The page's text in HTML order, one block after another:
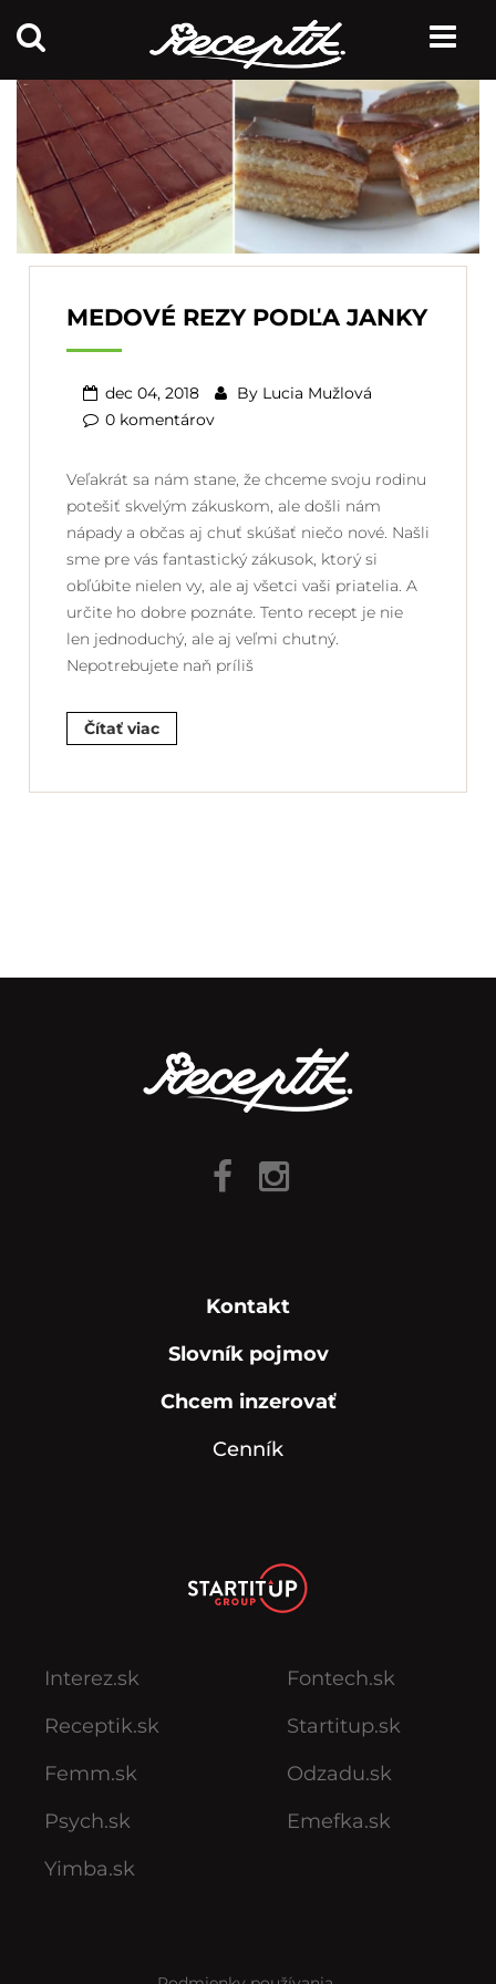
MEDOVÉ REZY PODĽA JANKY
dec 04, 2018 By Lucia Mužlová
0 komentárov
Veľakrát sa nám stane, že chceme svoju rodinu
potešiť skvelým zákuskom, ale došli nám
nápady a občas aj chuť skúšať niečo nové. Našli
sme pre vás fantastický zákusok, ktorý si
obľúbite nielen vy, ale aj všetci vaši priatelia. A
určite ho dobre poznáte. Tento recept je nie
len jednoduchý, ale aj veľmi chutný.
Nepotrebujete naň príliš
Čítať viac
Kontakt
Slovník pojmov
Chcem inzerovať
Cenník
Interez.sk
Receptik.sk
Femm.sk
Psych.sk
Yimba.sk
Fontech.sk
Startitup.sk
Odzadu.sk
Emefka.sk